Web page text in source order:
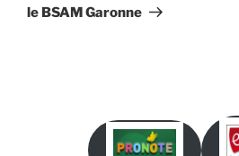
le BSAM Garonne